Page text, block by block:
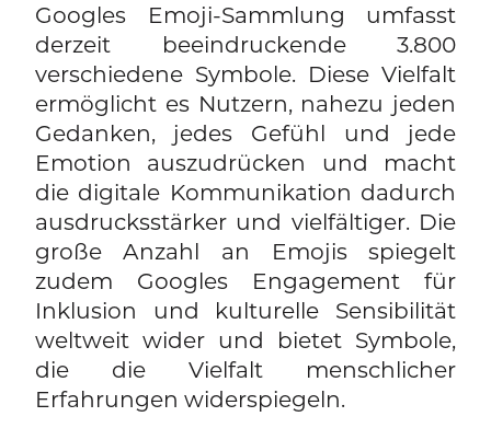
Googles Emoji-Sammlung umfasst
derzeit beeindruckende 3.800
verschiedene Symbole. Diese Vielfalt
ermöglicht es Nutzern, nahezu jeden
Gedanken, jedes Gefühl und jede
Emotion auszudrücken und macht
die digitale Kommunikation dadurch
ausdrucksstärker und vielfältiger. Die
große Anzahl an Emojis spiegelt
zudem Googles Engagement für
Inklusion und kulturelle Sensibilität
weltweit wider und bietet Symbole,
die die Vielfalt menschlicher
Erfahrungen widerspiegeln.